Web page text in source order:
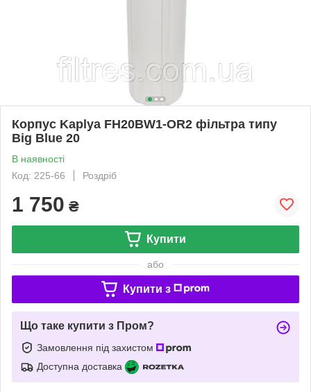
Корпус Kaplya FH20BW1-OR2 фільтра типу
Big Blue 20
В наявності
Код: 225-66
Роздріб
1 750 ₴
Купити
або
Купити з
Що таке купити з Пром?
Замовлення під захистом
Доступна доставка